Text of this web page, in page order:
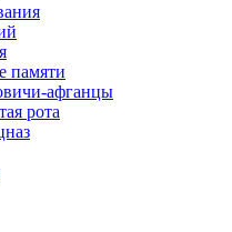
памяти
афганцы
рота